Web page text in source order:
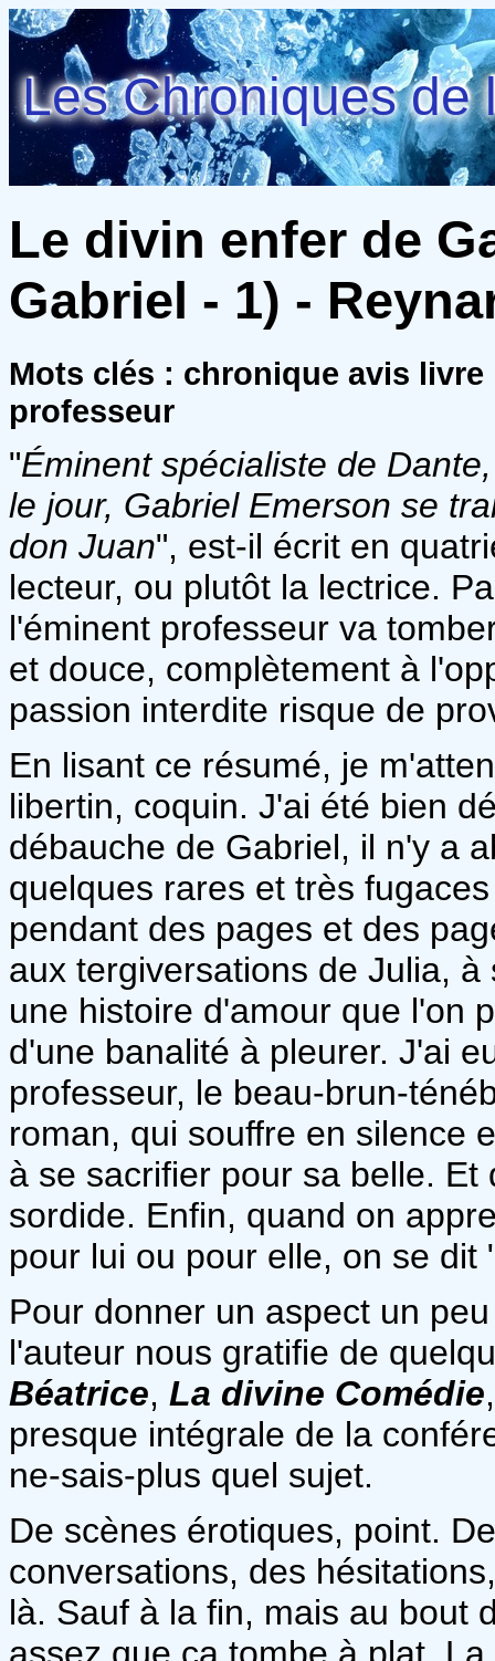
Les Chroniques de
Le divin enfer de
Gabriel - 1) -
Mots clés : chronique avis
professeur
"Éminent spécialiste de
le jour, Gabriel Emerson se
don Juan", est-il écrit en
lecteur, ou plutôt la lectrice.
l'éminent professeur va
et douce, complètement à
passion interdite risque de
En lisant ce résumé, je
libertin, coquin. J'ai été bien
débauche de Gabriel, il n'y a
quelques rares et très
pendant des pages et des
aux tergiversations de Julia,
une histoire d'amour que l'on
d'une banalité à pleurer. J'ai
professeur, le beau-brun-
roman, qui souffre en silence
à se sacrifier pour sa belle.
sordide. Enfin, quand on
pour lui ou pour elle, on se dit
Pour donner un aspect un
l'auteur nous gratifie de
Béatrice, La divine Comédie
presque intégrale de la
ne-sais-plus quel sujet.
De scènes érotiques, point.
conversations, des
là. Sauf à la fin, mais au bout